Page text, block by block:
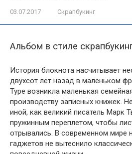
03.07.2017 Скрапбукинг
Альбом в стиле
История блокнота насчитывает
двухсот лет назад в маленьком
Туре возникла маленькая
производству записных книжек.
иной, как великий писатель Марк
пружинным переплетом, чтобы
отрывались. В современном мире
гаджетов не вытеснило